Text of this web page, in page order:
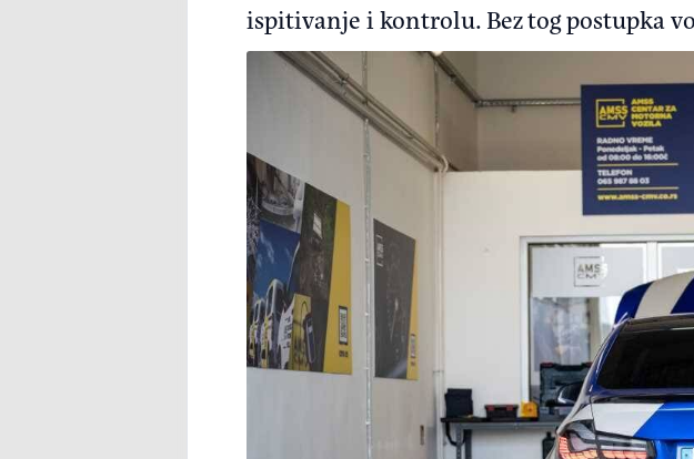
ispitivanje i kontrolu. Bez tog postupka